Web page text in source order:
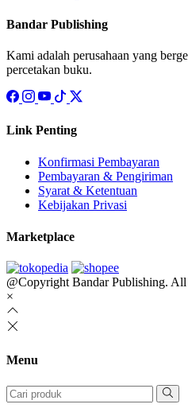
Bandar Publishing
Kami adalah perusahaan yang
percetakan buku.
Link Penting
Konfirmasi Pembayaran
Pembayaran & Pengiriman
Syarat & Ketentuan
Kebijakan Privasi
Marketplace
@Copyright Bandar Publishing. All
×
Menu